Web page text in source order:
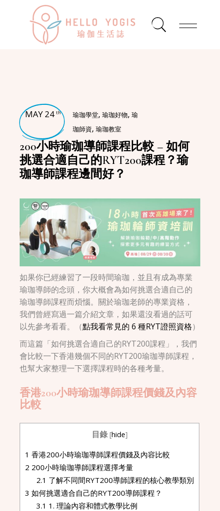
MAY 24 th 瑜珈學堂,瑜珈好物,瑜
珈師資,瑜珈教室
200小時瑜珈導師課程比較 – 如何
挑選合適自己的RYT200課程？瑜
珈導師課程邊間好？
如果你已經練習了一段時間瑜珈，並且有成為專業
瑜珈導師的念頭，你大概會為如何挑選合適自己的
瑜珈導師課程而煩惱。關於瑜珈老師的專業資格，
我們曾經寫過一篇介紹文章，如果還沒看過的話可
以先參考看看。（點我看常見的 6 種RYT證照資格）
而這篇「如何挑選合適自己的RYT200課程」，我們
會比較一下香港幾個不同的RYT200瑜珈導師課程，
也幫大家整理一下選擇課程時的各種考量。
香港200小時瑜珈導師課程價錢及內容
比較
目錄 [hide]
1 香港200小時瑜珈導師課程價錢及內容比較
2 200小時瑜珈導師課程選擇考量
2.1 了解不同間RYT200導師課程的核心教學類別
3 如何挑選適合自己的RYT200導師課程？
3.1 1. 理論內容和體式教學比例